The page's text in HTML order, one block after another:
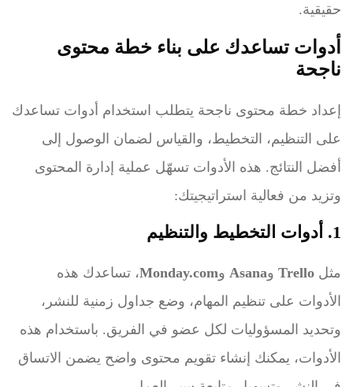
حقيقية.
أدوات تساعدك على بناء خطة محتوى
ناجحة
إعداد خطة محتوى ناجحة يتطلب استخدام أدوات تساعدك
على التنظيم، التخطيط، والقياس لضمان الوصول إلى
أفضل النتائج. هذه الأدوات تسهّل عملية إدارة المحتوى
وتزيد من فعالية استراتيجيتك:
1. أدوات التخطيط والتنظيم
مثل Trello وAsana وMonday.com، تساعدك هذه
الأدوات على تنظيم المهام، وضع جداول زمنية للنشر،
وتحديد المسؤوليات لكل عضو في الفريق. باستخدام هذه
الأدوات، يمكنك إنشاء تقويم محتوى واضح يضمن الاتساق